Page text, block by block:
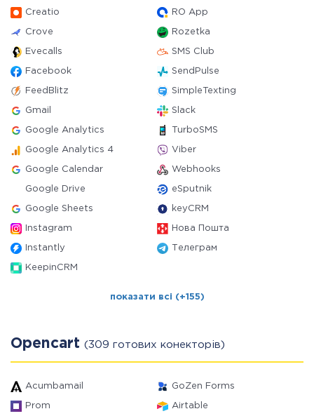
Creatio RO App
Crove Rozetka
Evecalls SMS Club
Facebook SendPulse
FeedBlitz SimpleTexting
Gmail Slack
Google Analytics TurboSMS
Google Analytics 4 Viber
Google Calendar Webhooks
Google Drive eSputnik
Google Sheets keyCRM
Instagram Нова Пошта
Instantly Телеграм
KeepinCRM
показати всі (+155)
Opencart (309 готових конекторів)
Acumbamail GoZen Forms
Prom Airtable